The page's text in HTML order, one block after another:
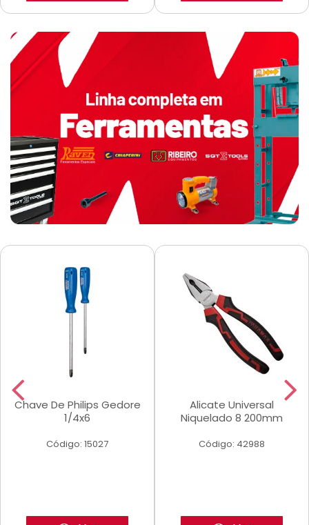
Chave De Philips Gedore
1/4x6
Código: 15027
Alicate Universal
Niquelado 8 200mm
Código: 42988